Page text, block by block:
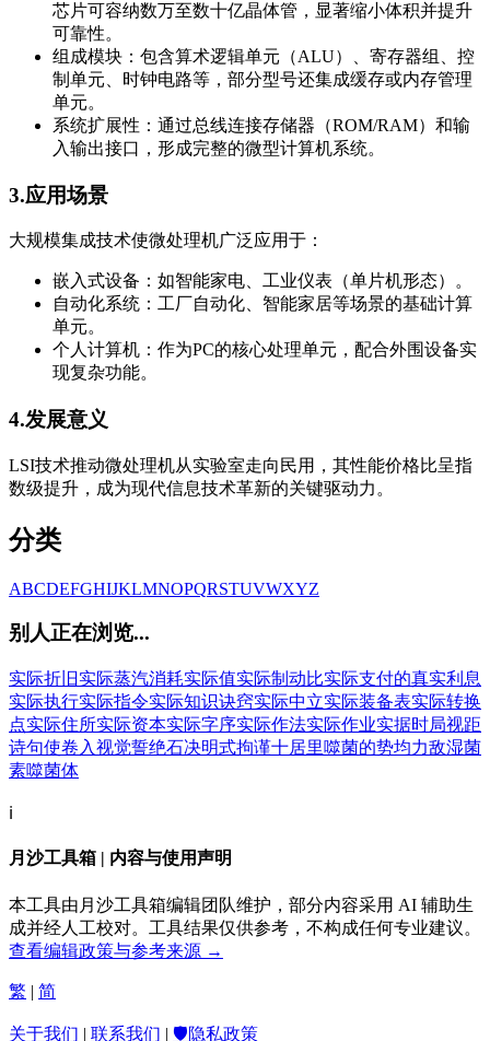
芯片可容纳数万至数十亿晶体管，显著缩小体积并提升
可靠性。
组成模块：包含算术逻辑单元（ALU）、寄存器组、控
制单元、时钟电路等，部分型号还集成缓存或内存管理
单元。
系统扩展性：通过总线连接存储器（ROM/RAM）和输
入输出接口，形成完整的微型计算机系统。
3.应用场景
大规模集成技术使微处理机广泛应用于：
嵌入式设备：如智能家电、工业仪表（单片机形态）。
自动化系统：工厂自动化、智能家居等场景的基础计算
单元。
个人计算机：作为PC的核心处理单元，配合外围设备实
现复杂功能。
4.发展意义
LSI技术推动微处理机从实验室走向民用，其性能价格比呈指
数级提升，成为现代信息技术革新的关键驱动力。
分类
ABCDEFGHIJKLMNOPQRSTUVWXYZ
别人正在浏览...
实际折旧 实际蒸汽消耗实际值实际制动比实际支付的真实利息
实际执行实际指令实际知识诀窍实际中立实际装备表实际转换
点实际住所实际资本实际字序实际作法实际作业实据时局视距
诗句使卷入视觉誓绝石决明式拘谨十居里噬菌的势均力敌湿菌
素噬菌体
ℹ️
月沙工具箱 | 内容与使用声明
本工具由月沙工具箱编辑团队维护，部分内容采用 AI 辅助生
成并经人工校对。工具结果仅供参考，不构成任何专业建议。
查看编辑政策与参考来源 →
繁 | 简
关于我们 | 联系我们 | 🛡️隐私政策